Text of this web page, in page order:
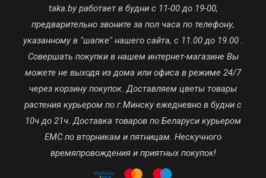
taka.by работает в будни с 11-00 до 19-00,
предварительно звоните за пол часа по телефону,
указанному в "шапке" нашего сайта, с 11.00 до 19.00 .
Совершать покупки в нашем интернет-магазине Вы
можете не выходя из дома или офиса в режиме 24/7
через корзину покупок. Доставляем цветы товары
растения курьером по г.Минску ежедневно в будни с
10ч до 21ч. Доставка товаров по Беларуси курьером
ЕМС по вторникам и пятницам. Нескучного
времяпровождения и приятных покупок!